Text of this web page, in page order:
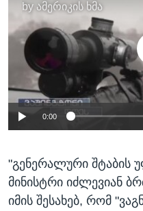
by ამერიკის ხმა
No media
0:00
"გენერალური შტაბის
მინისტრი იძლევიან
იმის შესახებ, რომ